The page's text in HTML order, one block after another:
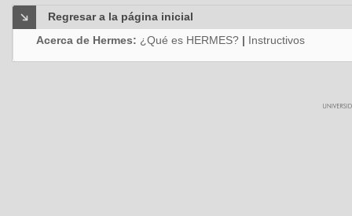
Regresar a la página inicial
Acerca de Hermes: ¿Qué es HERMES? | Instructivos